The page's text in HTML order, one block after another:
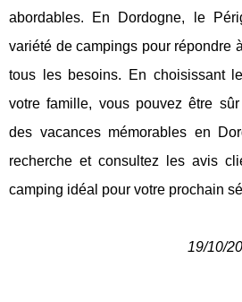
abordables. En Dordogne, le
variété de campings pour répondre
tous les besoins. En choisissant
votre famille, vous pouvez être
des vacances mémorables en
recherche et consultez les avis
camping idéal pour votre prochain
19/10/